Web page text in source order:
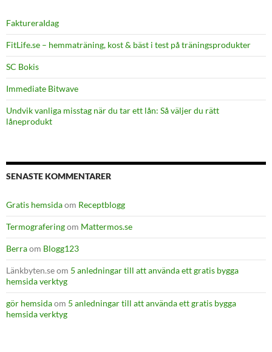
FaktureraIdag
FitLife.se – hemmaträning, kost & bäst i test på träningsprodukter
SC Bokis
Immediate Bitwave
Undvik vanliga misstag när du tar ett lån: Så väljer du rätt
låneprodukt
SENASTE KOMMENTARER
Gratis hemsidaom Receptblogg
Termograferingom Mattermos.se
Berraom Blogg123
Länkbyten.seom 5 anledningar till att använda ett gratis bygga
hemsida verktyg
gör hemsidaom 5 anledningar till att använda ett gratis bygga
hemsida verktyg